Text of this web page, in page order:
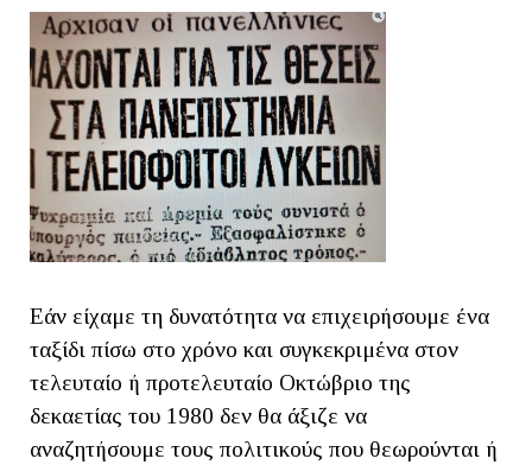
Εάν είχαμε τη δυνατότητα να επιχειρήσουμε ένα
ταξίδι πίσω στο χρόνο και συγκεκριμένα στον
τελευταίο ή προτελευταίο Οκτώβριο της
δεκαετίας του 1980 δεν θα άξιζε να
αναζητήσουμε τους πολιτικούς που θεωρούνται ή